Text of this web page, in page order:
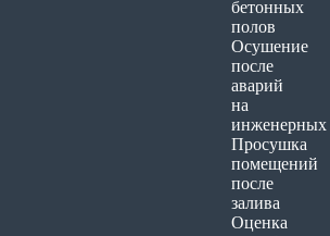
бетонных
полов
Осушение
после
аварий
на
инженерных
Просушка
помещений
после
залива
Оценка